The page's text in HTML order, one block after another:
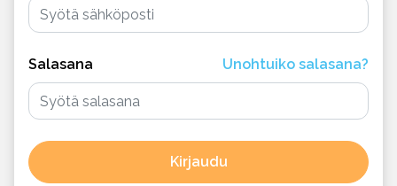
Salasana Unohtuiko salasana?
Kirjaudu